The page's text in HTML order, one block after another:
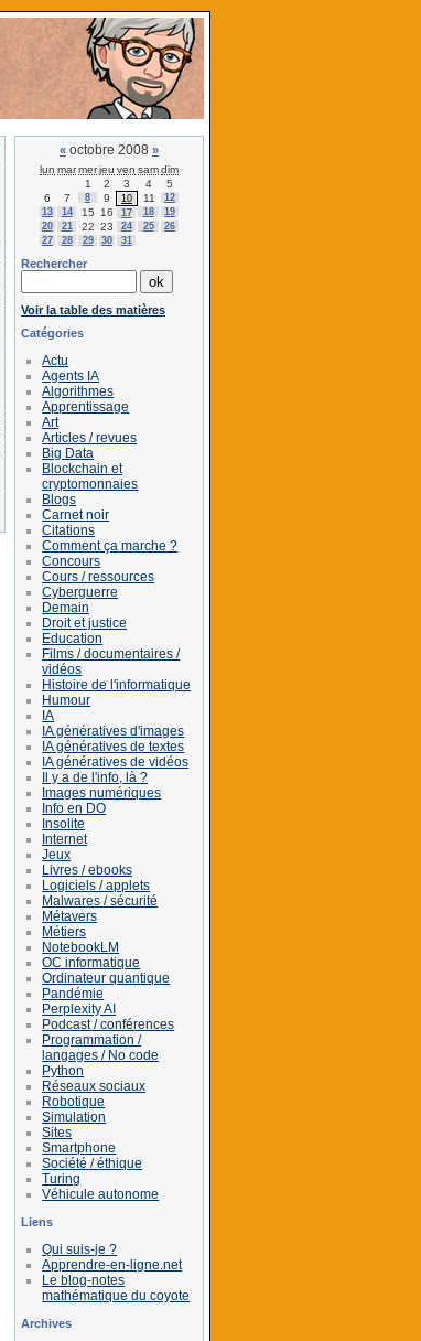
« octobre 2008 »
lun marmerjeu ven samdim
1
2 3 4
5
6
7 8 9 10 11
12
13
14 15 16 17 18
19
20
21 22 23 24 25
26
27
28 29 30 31
Rechercher
Voir la table des matières
Catégories
Actu
Agents IA
Algorithmes
Apprentissage
Art
Articles / revues
Big Data
Blockchain et
cryptomonnaies
Blogs
Carnet noir
Citations
Comment ça marche ?
Concours
Cours / ressources
Cyberguerre
Demain
Droit et justice
Education
Films / documentaires /
vidéos
Histoire de l'informatique
Humour
IA
IA génératives d'images
IA génératives de textes
IA génératives de vidéos
Il y a de l'info, là ?
Images numériques
Info en DO
Insolite
Internet
Jeux
Livres / ebooks
Logiciels / applets
Malwares / sécurité
Métavers
Métiers
NotebookLM
OC informatique
Ordinateur quantique
Pandémie
Perplexity AI
Podcast / conférences
Programmation /
langages / No code
Python
Réseaux sociaux
Robotique
Simulation
Sites
Smartphone
Société / éthique
Turing
Véhicule autonome
Liens
Qui suis-je ?
Apprendre-en-ligne.net
Le blog-notes
mathématique du coyote
Archives